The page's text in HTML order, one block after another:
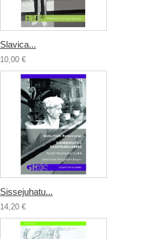
Slavica...
10,00 €
Sissejuhatu...
14,20 €